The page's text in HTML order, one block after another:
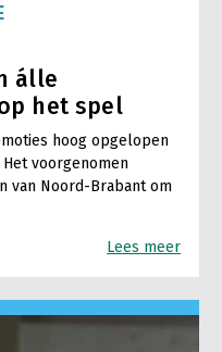
álle
het spel
hoog opgelopen
voorgenomen
van Noord-Brabant om
Lees meer